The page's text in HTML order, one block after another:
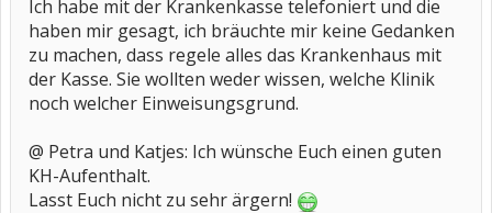
Ich habe mit der Krankenkasse telefoniert und die
haben mir gesagt, ich bräuchte mir keine Gedanken
zu machen, dass regele alles das Krankenhaus mit
der Kasse. Sie wollten weder wissen, welche Klinik
noch welcher Einweisungsgrund.
@ Petra und Katjes: Ich wünsche Euch einen guten
KH-Aufenthalt.
Lasst Euch nicht zu sehr ärgern!